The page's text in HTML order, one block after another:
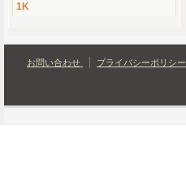
1K
お問い合わせ プライバシーポリシー